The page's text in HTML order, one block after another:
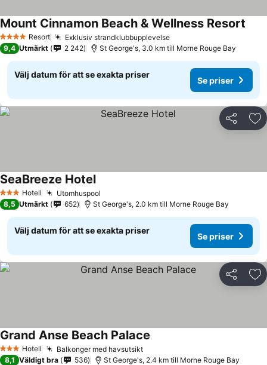
4 StjärnorResort Exklusiv strandklubbupplevelse
Mount Cinnamon Beach & Wellness Resort
9,4 Utmärkt 2 242 St George's, 3.0 km till Morne Rouge Bay
Välj datum för att se exakta priser
Se priser
Dela
3 StjärnorHotell Utomhuspool
SeaBreeze Hotel
8,5 Utmärkt 652 St George's, 2.0 km till Morne Rouge Bay
Välj datum för att se exakta priser
Se priser
Dela
3 StjärnorHotell Balkonger med havsutsikt
Grand Anse Beach Palace
8,1 Väldigt bra 536 St George's, 2.4 km till Morne Rouge Bay